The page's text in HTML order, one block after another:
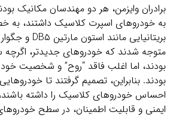
برادران وایزمن، هر دو مهندسان مکانیک
به خودروهای اسپرت کلاسیک داشتند،
متوجه شدند که خودروهای جدیدتر، اگرچه
بودند، اما اغلب فاقد “روح” و شخصیت
بودند. بنابراین، تصمیم گرفتند تا
احساس خودروهای کلاسیک را داشته باشند،
ایمنی و قابلیت اطمینان، در سطح